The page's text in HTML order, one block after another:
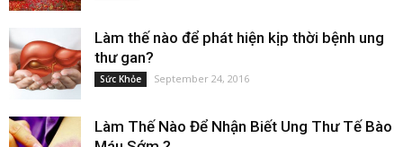
Làm thế nào để phát hiện kịp thời bệnh ung
thư gan?
Sức Khỏe September 24, 2016
Làm Thế Nào Để Nhận Biết Ung Thư Tế Bào